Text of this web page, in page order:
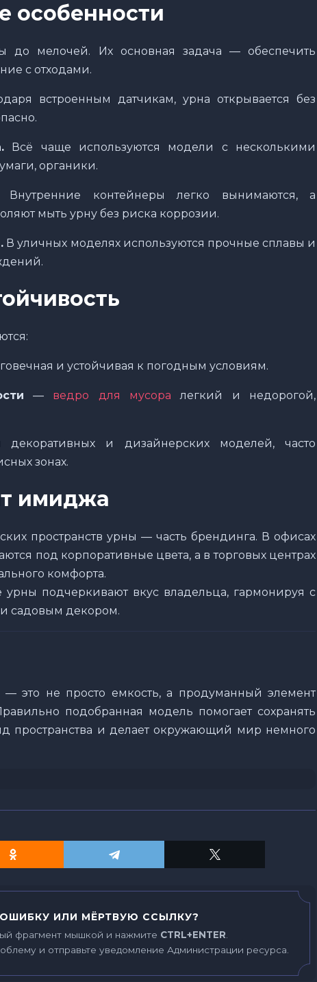
особенности
до мелочей. Их основная задача — обеспечить
с отходами.
встроенным датчикам, урна открывается без
Всё чаще используются модели с несколькими
органики.
контейнеры легко вынимаются, а
мыть урну без риска коррозии.
В уличных моделях используются прочные сплавы и
и устойчивая к погодным условиям.
— ведро для мусора легкий и недорогой,
и дизайнерских моделей, часто
зонах.
имиджа
пространств урны — часть брендинга. В офисах
под корпоративные цвета, а в торговых центрах
комфорта.
подчеркивают вкус владельца, гармонируя с
садовым декором.
— это не просто емкость, а продуманный элемент
подобранная модель помогает сохранять
пространства и делает окружающий мир немного
ИЛИ МЁРТВУЮ ССЫЛКУ?
фрагмент мышкой и нажмите CTRL+ENTER
и отправьте уведомление Администрации ресурса.